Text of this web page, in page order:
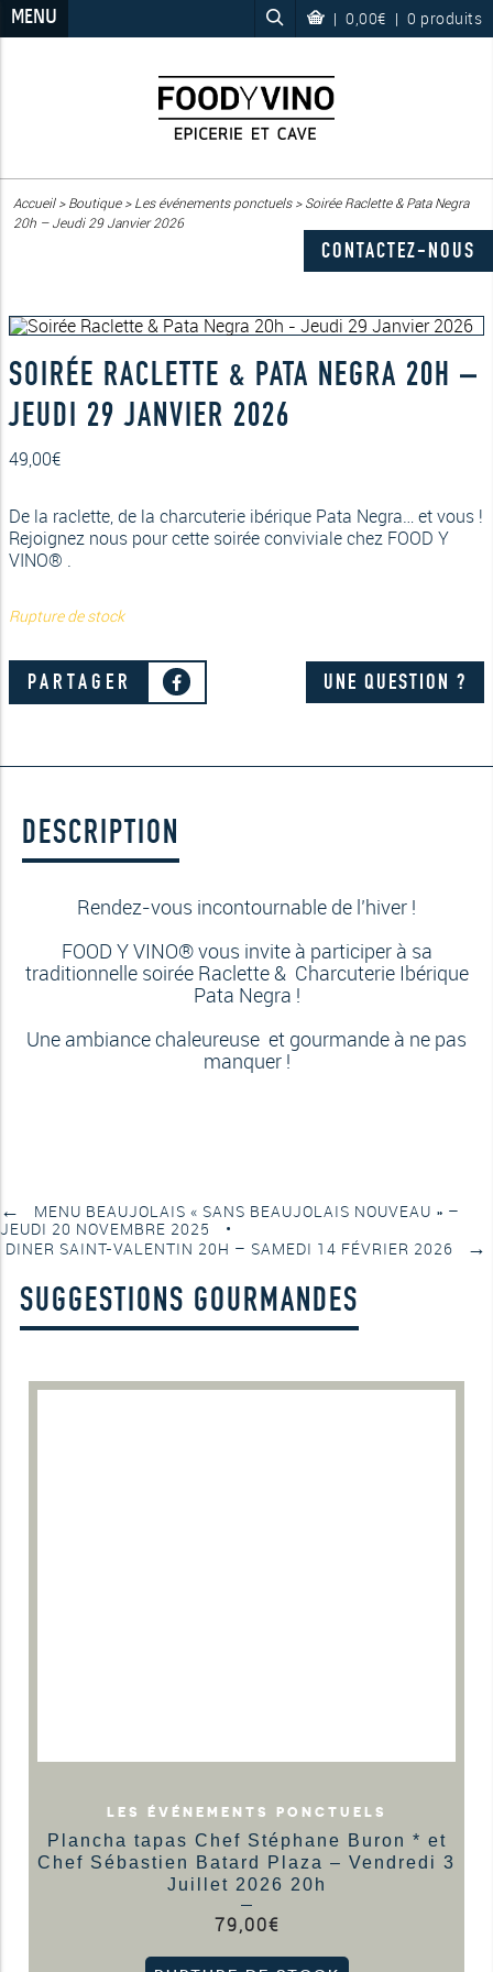
MENU | 0,00€ | 0 produits
Accueil>Boutique>Les événements ponctuels>Soirée Raclette & Pata Negra
20h – Jeudi 29 Janvier 2026
CONTACTEZ-NOUS
SOIRÉE RACLETTE & PATA NEGRA 20H –
JEUDI 29 JANVIER 2026
49,00€
De la raclette, de la charcuterie ibérique Pata Negra… et vous !
Rejoignez nous pour cette soirée conviviale chez FOOD Y
VINO® .
Rupture de stock
PARTAGER UNE QUESTION ?
DESCRIPTION
Rendez-vous incontournable de l’hiver !
FOOD Y VINO® vous invite à participer à sa
traditionnelle soirée Raclette & Charcuterie Ibérique
Pata Negra !
Une ambiance chaleureuse et gourmande à ne pas
manquer !
DINER SAINT-VALENTIN 20H – SAMEDI 14 FÉVRIER 2026 →
←
MENU BEAUJOLAIS « SANS BEAUJOLAIS NOUVEAU » –
JEUDI 20 NOVEMBRE 2025
SUGGESTIONS GOURMANDES
LES ÉVÉNEMENTS PONCTUELS
Plancha tapas Chef Stéphane Buron * et
Chef Sébastien Batard Plaza – Vendredi 3
Juillet 2026 20h
79,00€